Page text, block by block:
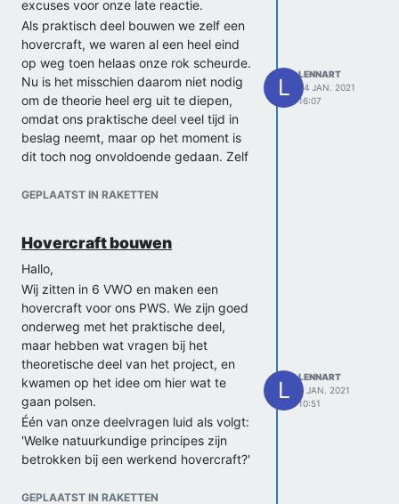
excuses voor onze late reactie.
Als praktisch deel bouwen we zelf een
hovercraft, we waren al een heel eind
op weg toen helaas onze rok scheurde.
Nu is het misschien daarom niet nodig
om de theorie heel erg uit te diepen,
omdat ons praktische deel veel tijd in
beslag neemt, maar op het moment is
dit toch nog onvoldoende gedaan. Zelf
impuls, maar hoe dit in de praktijk werkt
een duidelijk idee bij?
Mvg,
Lennart en Julian
GEPLAATST IN RAKETTEN
L
LENNART
24 JAN. 2021
16:07
Hovercraft bouwen
Hallo,
Wij zitten in 6 VWO en maken een
hovercraft voor ons PWS. We zijn goed
onderweg met het praktische deel,
maar hebben wat vragen bij het
theoretische deel van het project, en
kwamen op het idee om hier wat te
gaan polsen.
Één van onze deelvragen luid als volgt:
'Welke natuurkundige principes zijn
betrokken bij een werkend hovercraft?'
kan helpen en wat tips kan geven.
GEPLAATST IN RAKETTEN
L
LENNART
4 JAN. 2021
10:51